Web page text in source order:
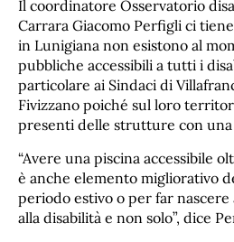
Il coordinatore Osservatorio
Carrara Giacomo Perfigli ci
in Lunigiana non esistono al
pubbliche accessibili a tutti i
particolare ai Sindaci di
Fivizzano poiché sul loro
presenti delle strutture con una
“Avere una piscina accessibile
è anche elemento migliorativo
periodo estivo o per far
alla disabilità e non solo”, dice